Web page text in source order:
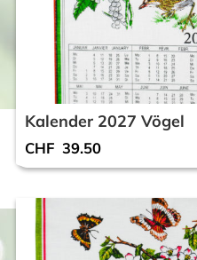
Kalender 2027 Vögel
CHF 39.50